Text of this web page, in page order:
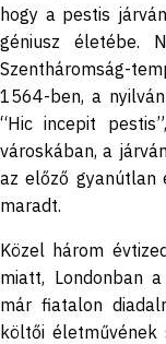
hogy a pestis
géniusz életébe.
Szentháromság-
1564-ben, a
“Hic incepit
városkában, a
az előző gyanútlan
maradt.
Közel három
miatt, Londonban
már fiatalon
költői